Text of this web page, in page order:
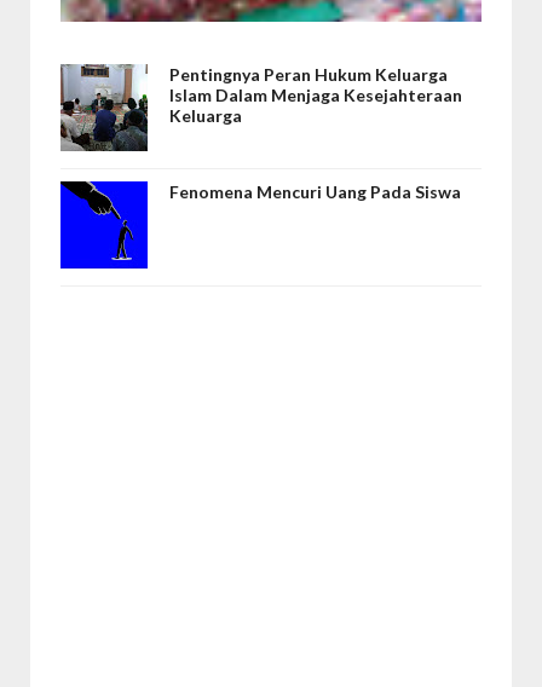
Pentingnya Peran Hukum Keluarga
Islam Dalam Menjaga Kesejahteraan
Keluarga
Fenomena Mencuri Uang Pada Siswa